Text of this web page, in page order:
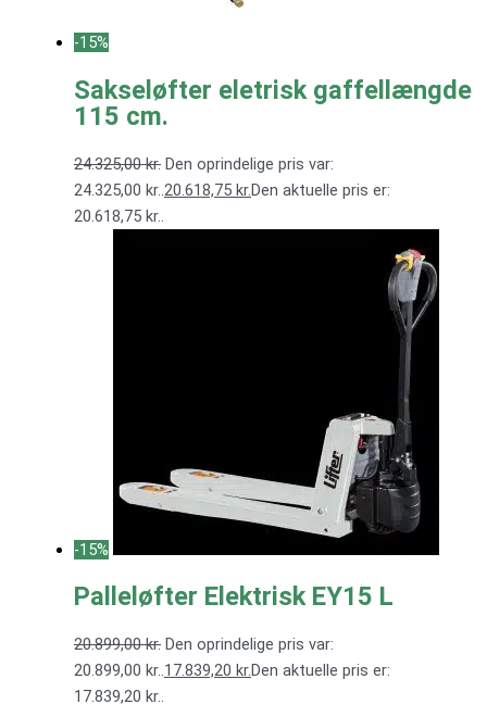
-15%
Sakseløfter eletrisk gaffellængde
115 cm.
24.325,00kr. Den oprindelige pris var:
24.325,00 kr.. 20.618,75 kr.Den aktuelle pris er:
20.618,75 kr..
-15%
Palleløfter Elektrisk EY15 L
20.899,00kr. Den oprindelige pris var:
20.899,00 kr..17.839,20 kr.Den aktuelle pris er:
17.839,20 kr..